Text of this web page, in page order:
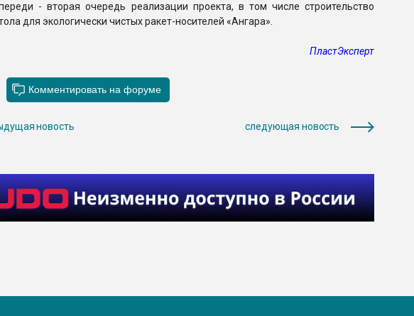
- вторая очередь реализации проекта, в том числе строительство
для экологически чистых ракет-носителей «Ангара».
ПластЭксперт
новость следующая новость